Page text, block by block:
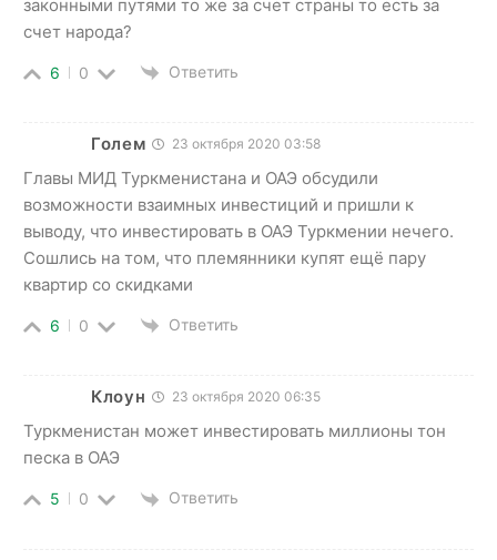
законными путями то же за счет страны то есть за
счет народа?
6 0 Ответить
Голем 23 октября 2020 03:58
Главы МИД Туркменистана и ОАЭ обсудили
возможности взаимных инвестиций и пришли к
выводу, что инвестировать в ОАЭ Туркмении нечего.
Сошлись на том, что племянники купят ещё пару
квартир со скидками
6 0 Ответить
Клоун 23 октября 2020 06:35
Туркменистан может инвестировать миллионы тон
песка в ОАЭ
5 0 Ответить